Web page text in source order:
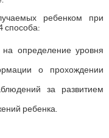
ребенком при
способа:
на определение уровня
о прохождении
за развитием
ребенка.